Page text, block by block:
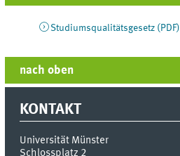
Studiumsqualitätsgesetz (PDF)
nach oben
KONTAKT
Universität Münster
Schlossplatz 2